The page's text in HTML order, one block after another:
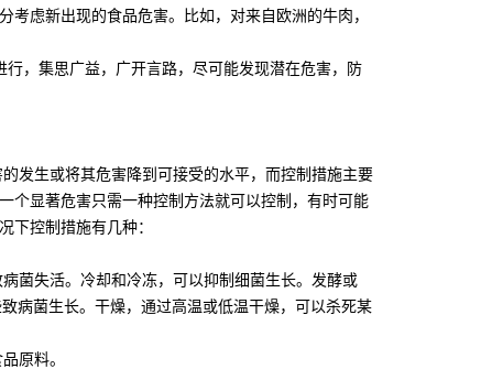
虑新出现的食品危害。比如，对来自欧洲的牛肉，
，集思广益，广开言路，尽可能发现潜在危害，防
生或将其危害降到可接受的水平，而控制措施主要
个显著危害只需一种控制方法就可以控制，有时可能
下控制措施有几种：
失活。冷却和冷冻，可以抑制细菌生长。发酵或
病菌生长。干燥，通过高温或低温干燥，可以杀死某
原料。